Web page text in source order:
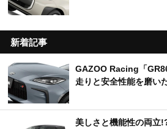
新着記事
GAZOO Racing「
走りと安全性能を磨い
美しさと機能性の両立